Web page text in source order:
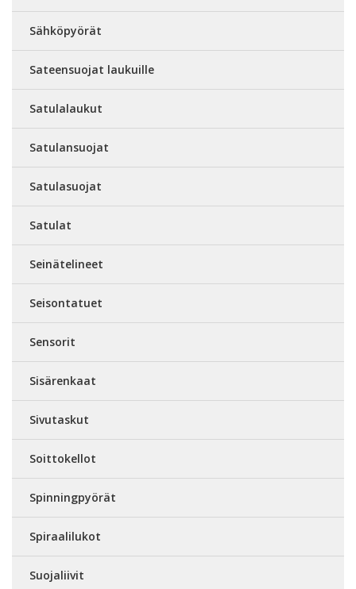
Sähköpyörät
Sateensuojat laukuille
Satulalaukut
Satulansuojat
Satulasuojat
Satulat
Seinätelineet
Seisontatuet
Sensorit
Sisärenkaat
Sivutaskut
Soittokellot
Spinningpyörät
Spiraalilukot
Suojaliivit